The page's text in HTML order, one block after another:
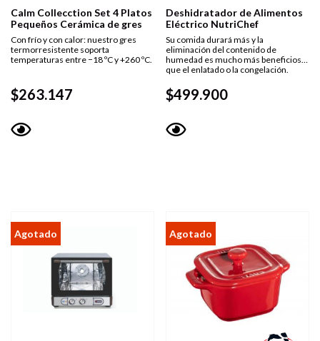
Calm Collecction Set 4 Platos
Pequeños Cerámica de gres
Con frío y con calor: nuestro gres
termorresistente soporta
temperaturas entre −18 ºC y +260 ºC.
$263.147
Deshidratador de Alimentos
Eléctrico NutriChef
Su comida durará más y la
eliminación del contenido de
humedad es mucho más beneficiosa
que el enlatado o la congelación.
$499.900